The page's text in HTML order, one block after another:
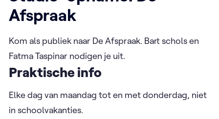
Afspraak
Kom als publiek naar De Afspraak. Bart schols en
Fatma Taspinar nodigen je uit.
Praktische info
Elke dag van maandag tot en met donderdag, niet
in schoolvakanties.